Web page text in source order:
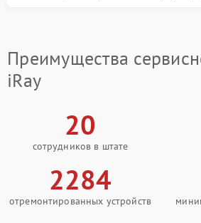
Преимущества
iRay
20
сотрудников в штате
2284
отремонтированных устройств